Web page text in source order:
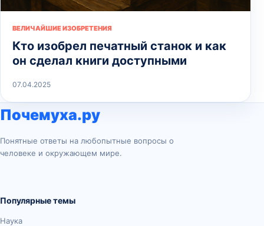
ВЕЛИЧАЙШИЕ ИЗОБРЕТЕНИЯ
Кто изобрел печатный станок и как
он сделал книги доступными
07.04.2025
Почемуха.ру
Понятные ответы на любопытные вопросы о
человеке и окружающем мире.
Популярные темы
Наука